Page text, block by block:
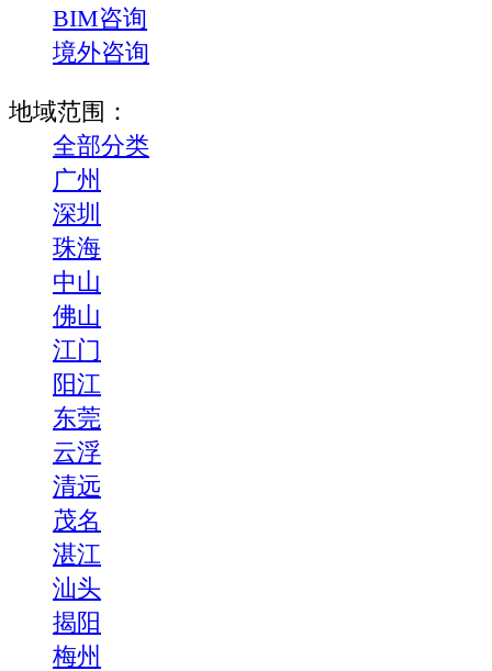
BIM咨询
境外咨询
地域范围：
全部分类
广州
深圳
珠海
中山
佛山
江门
阳江
东莞
云浮
清远
茂名
湛江
汕头
揭阳
梅州